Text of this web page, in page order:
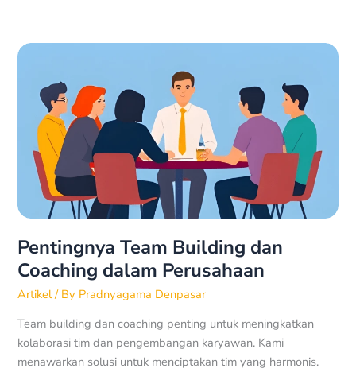
Pentingnya Team Building dan
Coaching dalam Perusahaan
Artikel/ By Pradnyagama Denpasar
Team building dan coaching penting untuk meningkatkan
kolaborasi tim dan pengembangan karyawan. Kami
menawarkan solusi untuk menciptakan tim yang harmonis.
Pentingnya
Building
Coaching
dalam
Perusahaan